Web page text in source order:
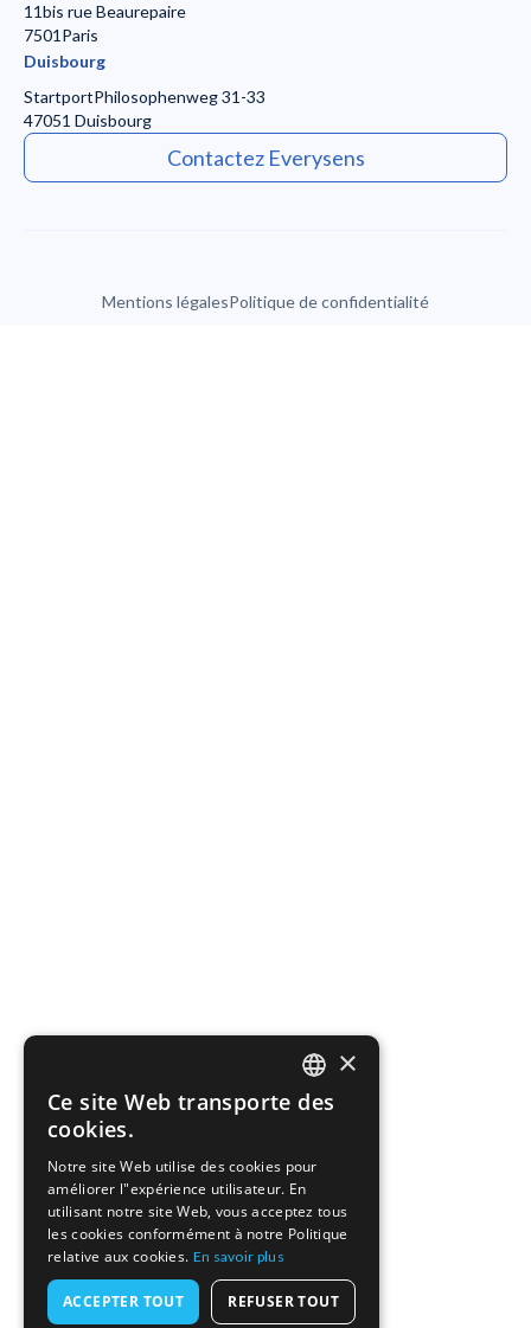
11bis rue Beaurepaire
7501Paris
Duisbourg
StartportPhilosophenweg 31-33
47051 Duisbourg
Contactez Everysens
Mentions légalesPolitique de confidentialité
ENGLISH
×
Ce site Web transporte des
cookies.
Notre site Web utilise des cookies pour
améliorer l"expérience utilisateur. En
utilisant notre site Web, vous acceptez tous
les cookies conformément à notre Politique
relative aux cookies. En savoir plus
ACCEPTER TOUT REFUSER TOUT